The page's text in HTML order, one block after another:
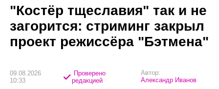
"Костёр тщеславия" так и не
загорится: стриминг закрыл
проект режиссёра "Бэтмена"
09.08.2026
10:33
Проверено
редакцией
Автор:
Александр Иванов